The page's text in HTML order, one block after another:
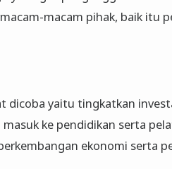
macam pihak, baik itu
dicoba yaitu tingkatkan
ke pendidikan serta
ekonomi serta